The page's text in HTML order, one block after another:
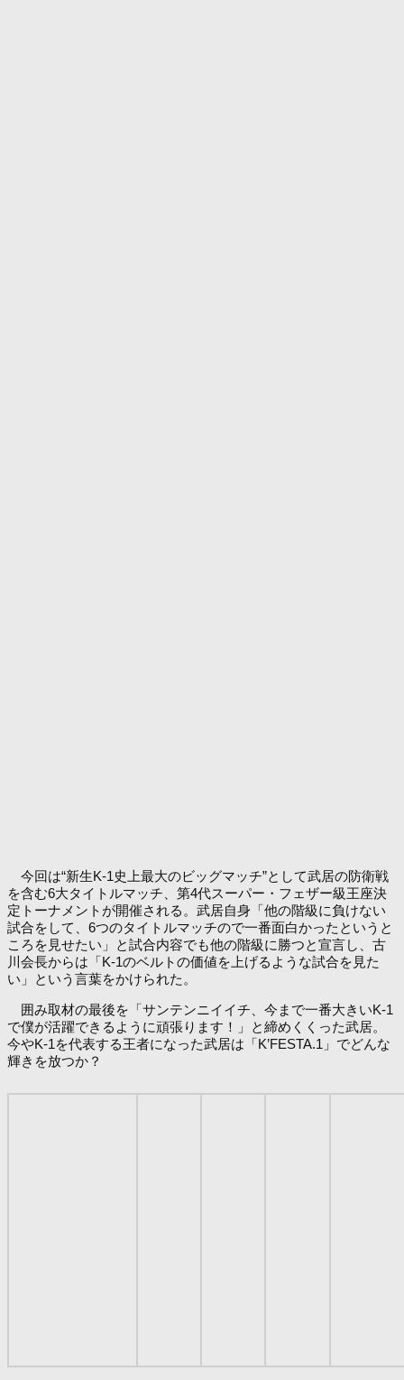
今回は“新生K-1史上最大のビッグマッチ”として武居の防衛戦
を含む6大タイトルマッチ、第4代スーパー・フェザー級王座決
定トーナメントが開催される。武居自身「他の階級に負けない
試合をして、6つのタイトルマッチので一番面白かったというと
ころを見せたい」と試合内容でも他の階級に勝つと宣言し、古
川会長からは「K-1のベルトの価値を上げるような試合を見た
い」という言葉をかけられた。
囲み取材の最後を「サンテンニイイチ、今まで一番大きいK-1
で僕が活躍できるように頑張ります！」と締めくくった武居。
今やK-1を代表する王者になった武居は「K’FESTA.1」でどんな
輝きを放つか？